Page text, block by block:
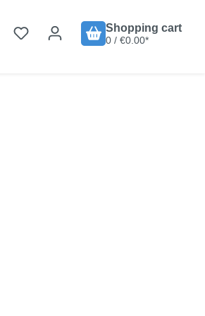
Shopping cart
0 / €0.00*